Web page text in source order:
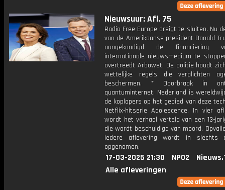
Nieuwsuur: Afl. 75
Radio Free Europe dreigt te sluiten. Nu
van de Amerikaanse president Donald
aangekondigd de financiering
internationale nieuwsmedium te
overtreedt Arbowet. De politie houdt
wettelijke regels die verplichten
beschermen. * Doorbraak in
quantuminternet. Nederland is
de koplopers op het gebied van deze
Netflix-hitserie Adolescence. In vier
wordt het verhaal verteld van een 13-
die wordt beschuldigd van moord.
iedere aflevering wordt in slechts
opgenomen.
17-03-2025 21:30 NPO2
Alle afleveringen